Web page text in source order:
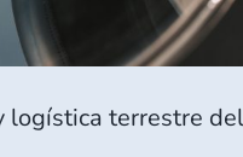
logística terrestre